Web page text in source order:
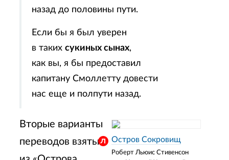
назад до половины пути.
Если бы я был уверен
в таких сукиных сынах,
как вы, я бы предоставил
капитану Смоллетту довести
нас еще и полпути назад.
Остров Сокровищ
Роберт Льюис Стивенсон
Вторые варианты
переводов взяты